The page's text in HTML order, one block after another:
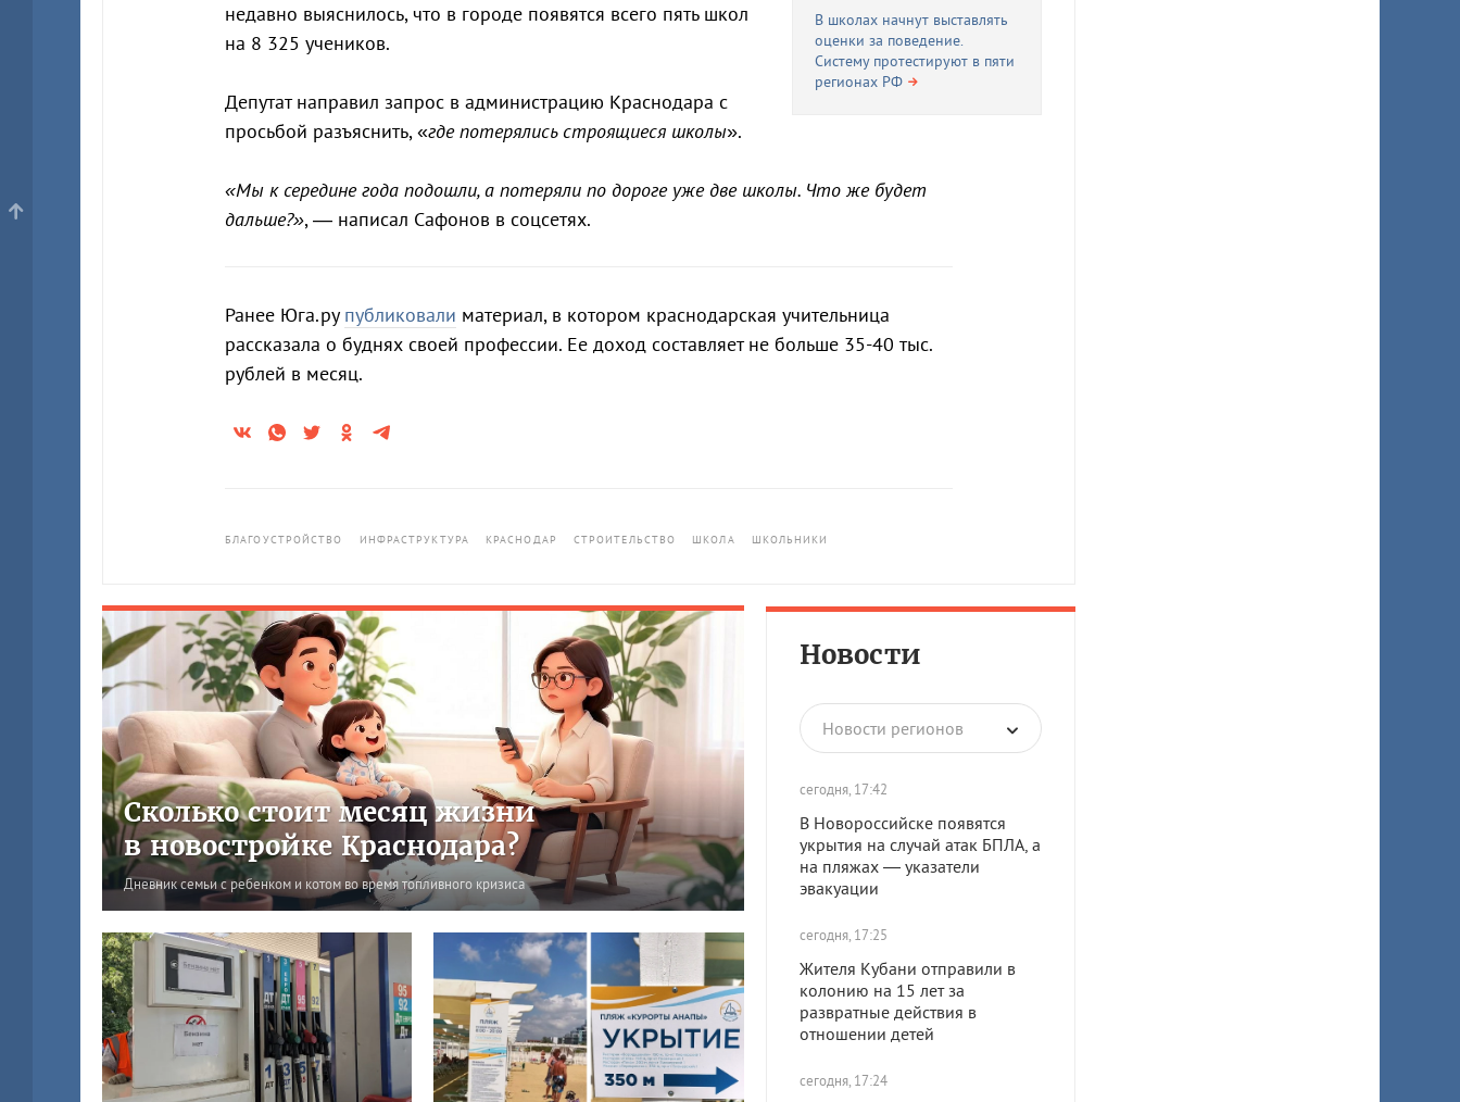
В школах начнут выставлять
оценки за поведение.
Систему протестируют в пяти
регионах РФ
недавно выяснилось, что в городе появятся всего пять школ
на 8 325 учеников.
Депутат направил запрос в администрацию Краснодара с
просьбой разъяснить, «где потерялись строящиеся школы».
«Мы к середине года подошли, а потеряли по дороге уже две школы. Что же будет
дальше?», — написал Сафонов в соцсетях.
Ранее Юга.ру публиковали материал, в котором краснодарская учительница
рассказала о буднях своей профессии. Ее доход составляет не больше 35-40 тыс.
рублей в месяц.
БЛАГОУСТРОЙСТВО ИНФРАСТРУКТУРА КРАСНОДАР СТРОИТЕЛЬСТВО ШКОЛА ШКОЛЬНИКИ
Новости
Новости регионов
сегодня, 17:42
В Новороссийске появятся
укрытия на случай атак БПЛА, а
на пляжах — указатели
эвакуации
сегодня, 17:25
Жителя Кубани отправили в
колонию на 15 лет за
развратные действия в
отношении детей
сегодня, 17:24
Сколько стоит месяц жизни
в новостройке Краснодара?
Дневник семьи с ребенком и котом во время топливного кризиса